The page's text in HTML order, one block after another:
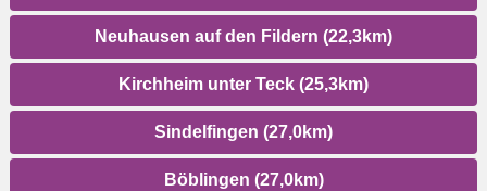
Neuhausen auf den Fildern (22,3km)
Kirchheim unter Teck (25,3km)
Sindelfingen (27,0km)
Böblingen (27,0km)